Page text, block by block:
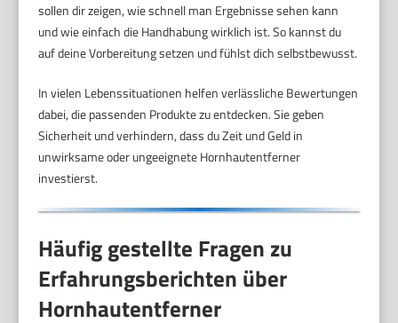
sollen dir zeigen, wie schnell man Ergebnisse sehen kann
und wie einfach die Handhabung wirklich ist. So kannst du
auf deine Vorbereitung setzen und fühlst dich selbstbewusst.
In vielen Lebenssituationen helfen verlässliche Bewertungen
dabei, die passenden Produkte zu entdecken. Sie geben
Sicherheit und verhindern, dass du Zeit und Geld in
unwirksame oder ungeeignete Hornhautentferner
investierst.
Häufig gestellte Fragen zu
Erfahrungsberichten über
Hornhautentferner